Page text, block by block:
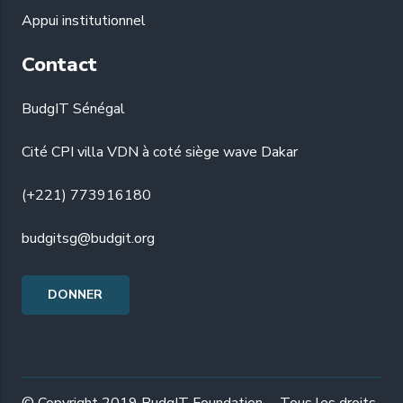
Appui institutionnel
Contact
BudgIT Sénégal
Cité CPI villa VDN à coté siège wave Dakar
(+221) 773916180
budgitsg@budgit.org
DONNER